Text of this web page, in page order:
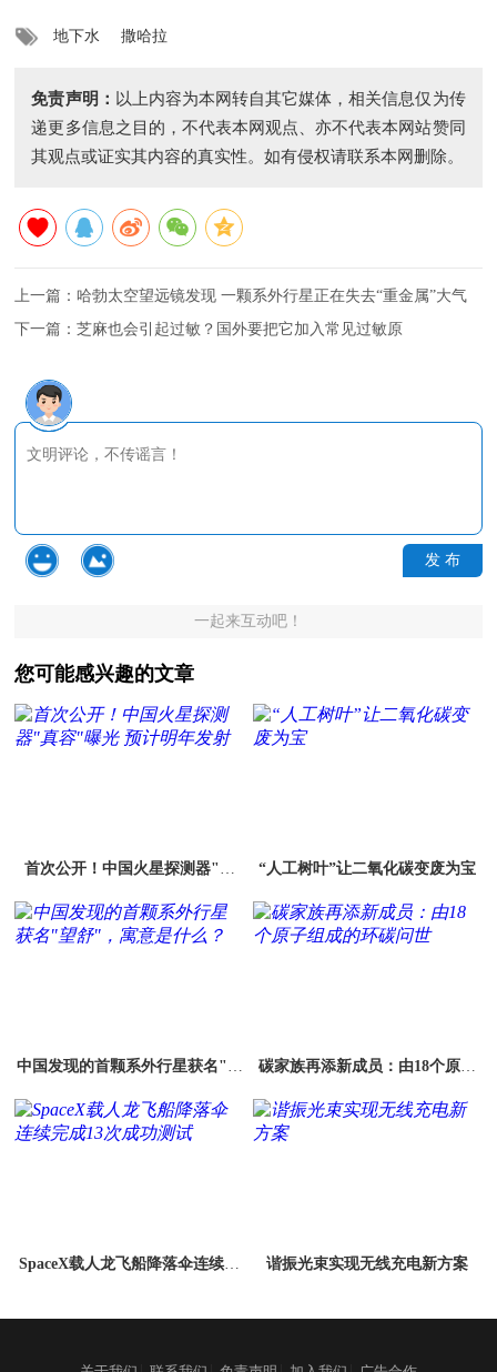
地下水 撒哈拉
免责声明： 以上内容为本网转自其它媒体，相关信息仅为传
递更多信息之目的，不代表本网观点、亦不代表本网站赞同
其观点或证实其内容的真实性。如有侵权请联系本网删除。
上一篇： 哈勃太空望远镜发现 一颗系外行星正在失去“重金属”大气
下一篇：芝麻也会引起过敏？国外要把它加入常见过敏原
发 布
一起来互动吧！
您可能感兴趣的文章
首次公开！中国火星探测器"真
“人工树叶”让二氧化碳变废为宝
中国发现的首颗系外行星获名"望
碳家族再添新成员：由18个原子
SpaceX载人龙飞船降落伞连续完
谐振光束实现无线充电新方案